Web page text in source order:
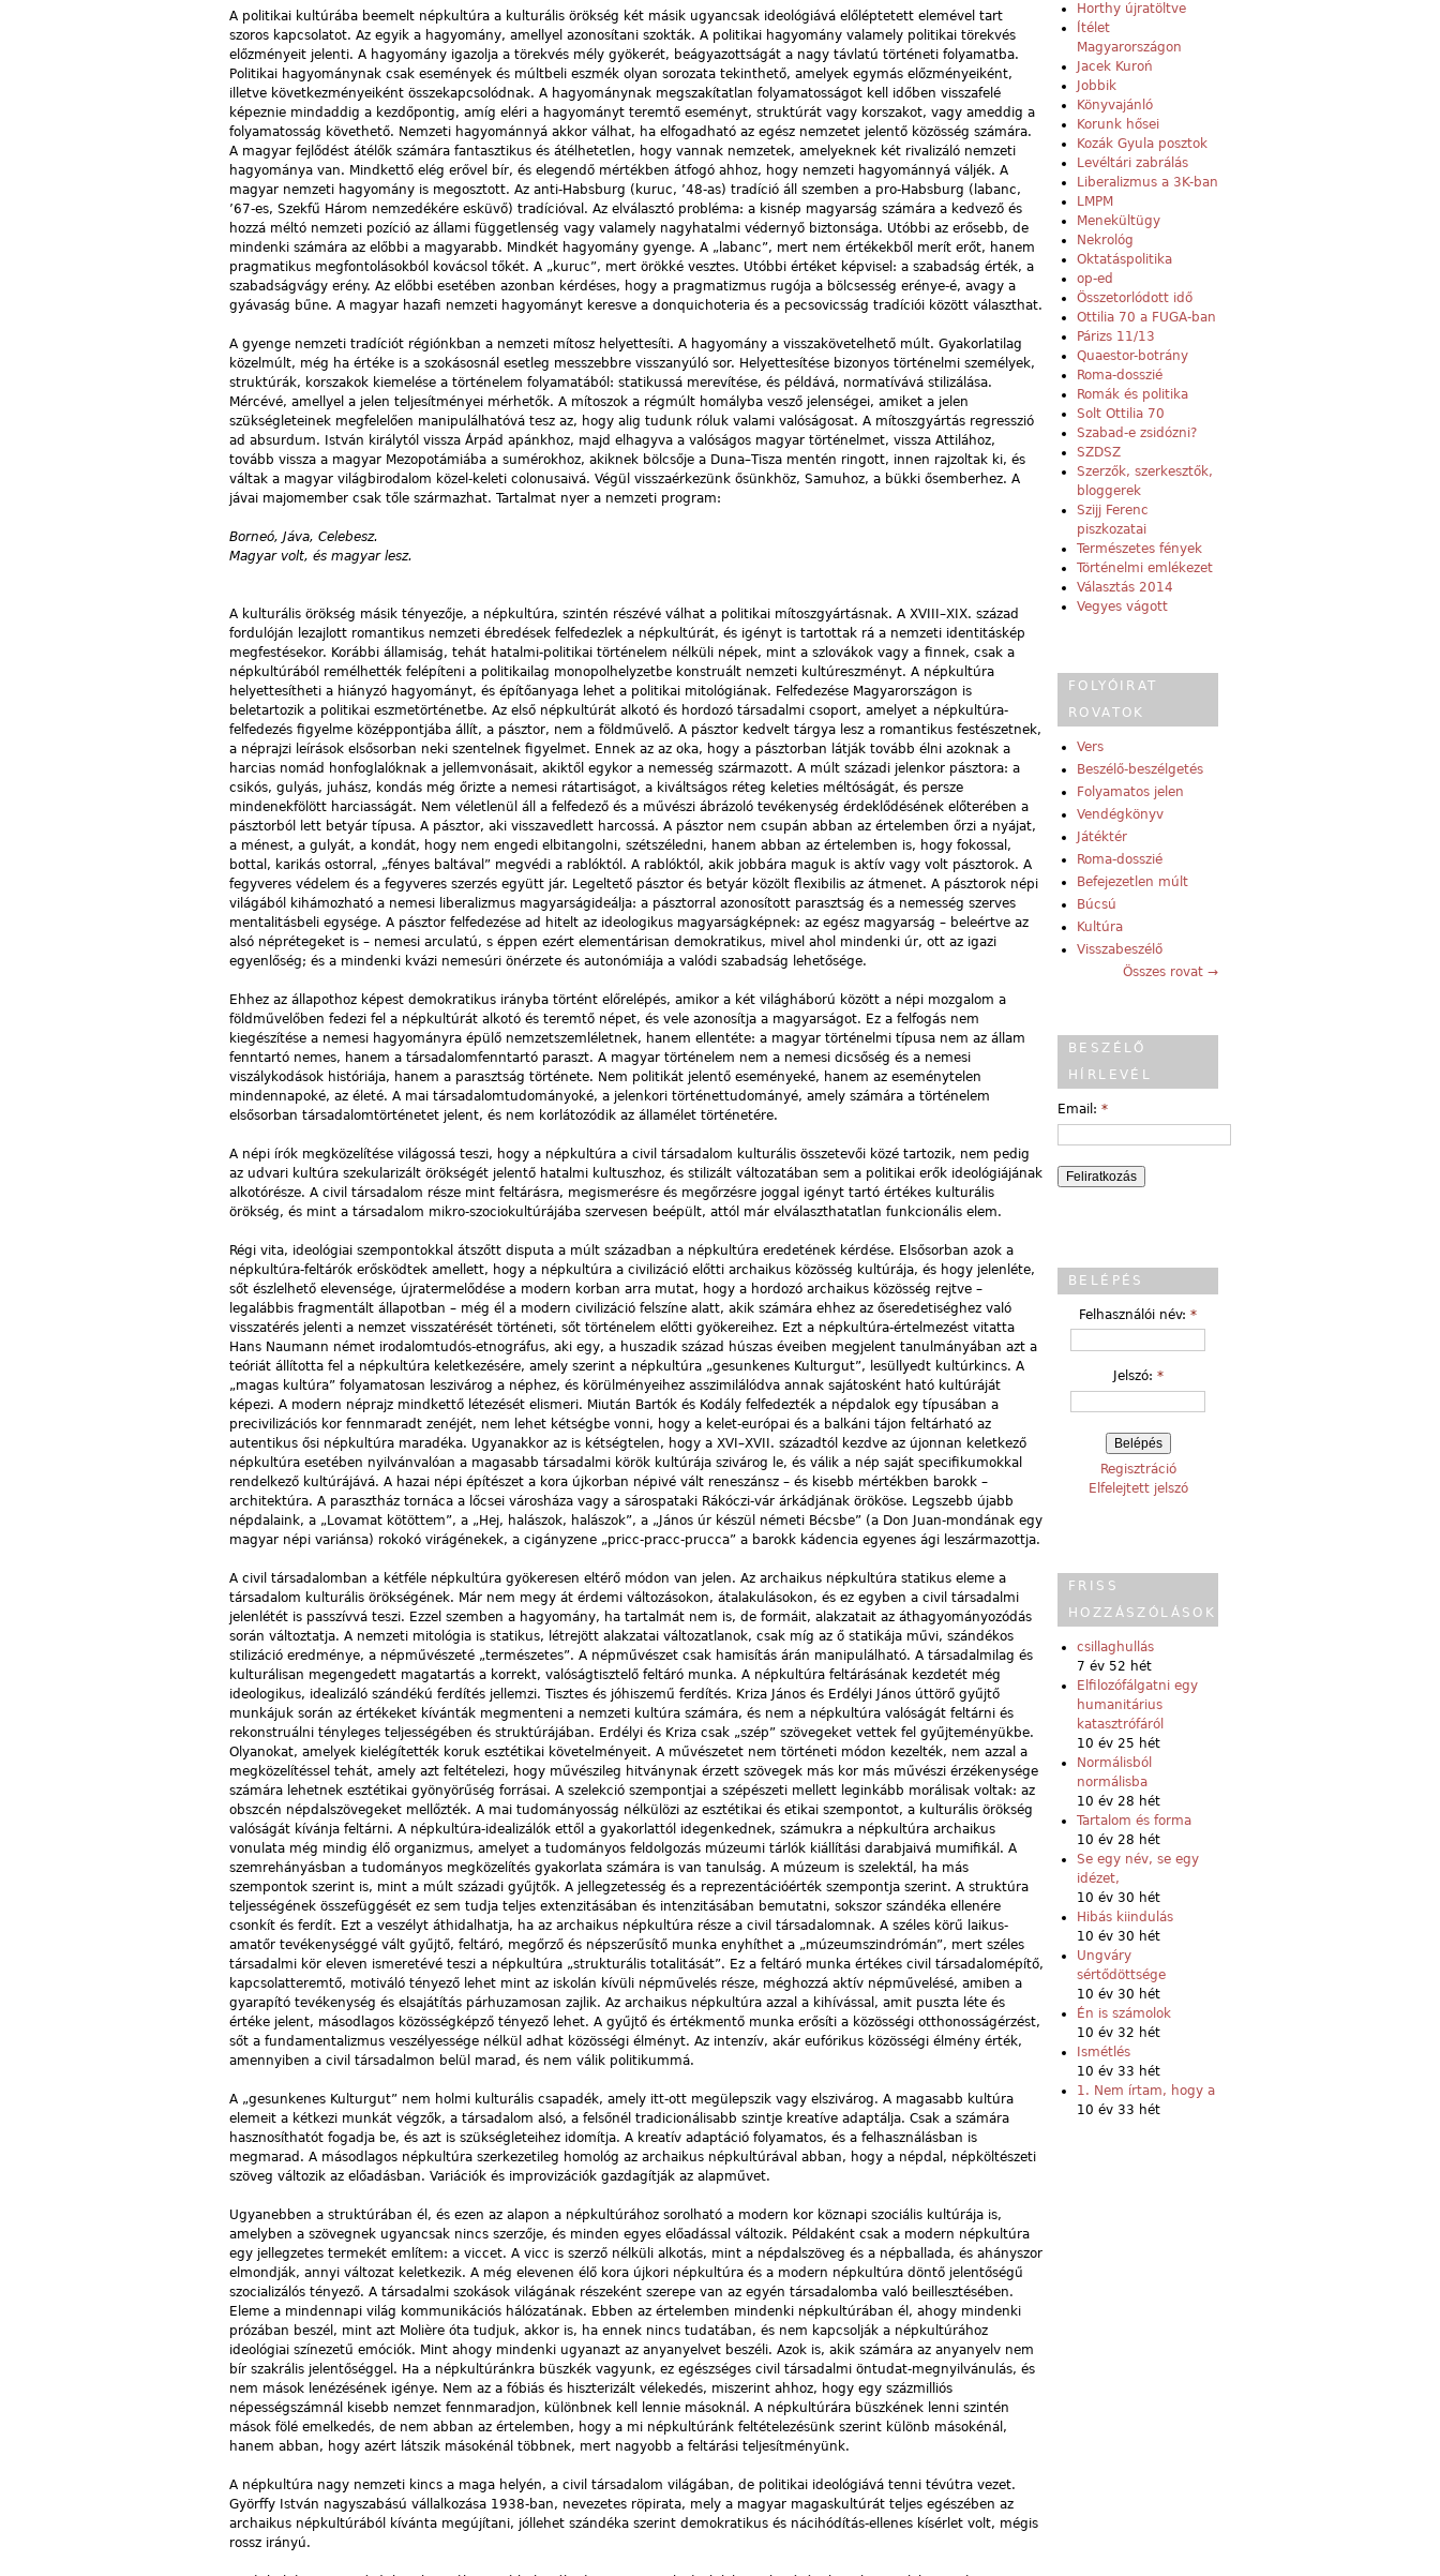
A politikai kultúrába beemelt népkultúra a kulturális örökség két másik ugyancsak ideológiává előléptetett elemével tart
szoros kapcsolatot. Az egyik a hagyomány, amellyel azonosítani szokták. A politikai hagyomány valamely politikai törekvés
előzményeit jelenti. A hagyomány igazolja a törekvés mély gyökerét, beágyazottságát a nagy távlatú történeti folyamatba.
Politikai hagyománynak csak események és múltbeli eszmék olyan sorozata tekinthető, amelyek egymás előzményeiként,
illetve következményeiként összekapcsolódnak. A hagyománynak megszakítatlan folyamatosságot kell időben visszafelé
képeznie mindaddig a kezdőpontig, amíg eléri a hagyományt teremtő eseményt, struktúrát vagy korszakot, vagy ameddig a
folyamatosság követhető. Nemzeti hagyománnyá akkor válhat, ha elfogadható az egész nemzetet jelentő közösség számára.
A magyar fejlődést átélők számára fantasztikus és átélhetetlen, hogy vannak nemzetek, amelyeknek két rivalizáló nemzeti
hagyománya van. Mindkettő elég erővel bír, és elegendő mértékben átfogó ahhoz, hogy nemzeti hagyománnyá váljék. A
magyar nemzeti hagyomány is megosztott. Az anti-Habsburg (kuruc, ’48-as) tradíció áll szemben a pro-Habsburg (labanc,
’67-es, Szekfű Három nemzedékére esküvő) tradícióval. Az elválasztó probléma: a kisnép magyarság számára a kedvező és
hozzá méltó nemzeti pozíció az állami függetlenség vagy valamely nagyhatalmi védernyő biztonsága. Utóbbi az erősebb, de
mindenki számára az előbbi a magyarabb. Mindkét hagyomány gyenge. A „labanc”, mert nem értékekből merít erőt, hanem
pragmatikus megfontolásokból kovácsol tőkét. A „kuruc”, mert örökké vesztes. Utóbbi értéket képvisel: a szabadság érték, a
szabadságvágy erény. Az előbbi esetében azonban kérdéses, hogy a pragmatizmus rugója a bölcsesség erénye-é, avagy a
gyávaság bűne. A magyar hazafi nemzeti hagyományt keresve a donquichoteria és a pecsovicsság tradíciói között választhat.
A gyenge nemzeti tradíciót régiónkban a nemzeti mítosz helyettesíti. A hagyomány a visszakövetelhető múlt. Gyakorlatilag
közelmúlt, még ha értéke is a szokásosnál esetleg messzebbre visszanyúló sor. Helyettesítése bizonyos történelmi személyek,
struktúrák, korszakok kiemelése a történelem folyamatából: statikussá merevítése, és példává, normatívává stilizálása.
Mércévé, amellyel a jelen teljesítményei mérhetők. A mítoszok a régmúlt homályba vesző jelenségei, amiket a jelen
szükségleteinek megfelelően manipulálhatóvá tesz az, hogy alig tudunk róluk valami valóságosat. A mítoszgyártás regresszió
ad absurdum. István királytól vissza Árpád apánkhoz, majd elhagyva a valóságos magyar történelmet, vissza Attilához,
tovább vissza a magyar Mezopotámiába a sumérokhoz, akiknek bölcsője a Duna–Tisza mentén ringott, innen rajzoltak ki, és
váltak a magyar világbirodalom közel-keleti colonusaivá. Végül visszaérkezünk ősünkhöz, Samuhoz, a bükki ősemberhez. A
jávai majomember csak tőle származhat. Tartalmat nyer a nemzeti program:
Borneó, Jáva, Celebesz.
Magyar volt, és magyar lesz.
A kulturális örökség másik tényezője, a népkultúra, szintén részévé válhat a politikai mítoszgyártásnak. A XVIII–XIX. század
fordulóján lezajlott romantikus nemzeti ébredések felfedezlek a népkultúrát, és igényt is tartottak rá a nemzeti identitáskép
megfestésekor. Korábbi államiság, tehát hatalmi-politikai történelem nélküli népek, mint a szlovákok vagy a finnek, csak a
népkultúrából remélhették felépíteni a politikailag monopolhelyzetbe konstruált nemzeti kultúreszményt. A népkultúra
helyettesítheti a hiányzó hagyományt, és építőanyaga lehet a politikai mitológiának. Felfedezése Magyarországon is
beletartozik a politikai eszmetörténetbe. Az első népkultúrát alkotó és hordozó társadalmi csoport, amelyet a népkultúra-
felfedezés figyelme középpontjába állít, a pásztor, nem a földművelő. A pásztor kedvelt tárgya lesz a romantikus festészetnek,
a néprajzi leírások elsősorban neki szentelnek figyelmet. Ennek az az oka, hogy a pásztorban látják tovább élni azoknak a
harcias nomád honfoglalóknak a jellemvonásait, akiktől egykor a nemesség származott. A múlt századi jelenkor pásztora: a
csikós, gulyás, juhász, kondás még őrizte a nemesi rátartiságot, a kiváltságos réteg keleties méltóságát, és persze
mindenekfölött harciasságát. Nem véletlenül áll a felfedező és a művészi ábrázoló tevékenység érdeklődésének előterében a
pásztorból lett betyár típusa. A pásztor, aki visszavedlett harcossá. A pásztor nem csupán abban az értelemben őrzi a nyájat,
a ménest, a gulyát, a kondát, hogy nem engedi elbitangolni, szétszéledni, hanem abban az értelemben is, hogy fokossal,
bottal, karikás ostorral, „fényes baltával” megvédi a rablóktól. A rablóktól, akik jobbára maguk is aktív vagy volt pásztorok. A
fegyveres védelem és a fegyveres szerzés együtt jár. Legeltető pásztor és betyár közölt flexibilis az átmenet. A pásztorok népi
világából kihámozható a nemesi liberalizmus magyarságideálja: a pásztorral azonosított parasztság és a nemesség szerves
mentalitásbeli egysége. A pásztor felfedezése ad hitelt az ideologikus magyarságképnek: az egész magyarság – beleértve az
alsó néprétegeket is – nemesi arculatú, s éppen ezért elementárisan demokratikus, mivel ahol mindenki úr, ott az igazi
egyenlőség; és a mindenki kvázi nemesúri önérzete és autonómiája a valódi szabadság lehetősége.
Ehhez az állapothoz képest demokratikus irányba történt előrelépés, amikor a két világháború között a népi mozgalom a
földművelőben fedezi fel a népkultúrát alkotó és teremtő népet, és vele azonosítja a magyarságot. Ez a felfogás nem
kiegészítése a nemesi hagyományra épülő nemzetszemléletnek, hanem ellentéte: a magyar történelmi típusa nem az állam
fenntartó nemes, hanem a társadalomfenntartó paraszt. A magyar történelem nem a nemesi dicsőség és a nemesi
viszálykodások históriája, hanem a parasztság története. Nem politikát jelentő eseményeké, hanem az eseménytelen
mindennapoké, az életé. A mai társadalomtudományoké, a jelenkori történettudományé, amely számára a történelem
elsősorban társadalomtörténetet jelent, és nem korlátozódik az államélet történetére.
A népi írók megközelítése világossá teszi, hogy a népkultúra a civil társadalom kulturális összetevői közé tartozik, nem pedig
az udvari kultúra szekularizált örökségét jelentő hatalmi kultuszhoz, és stilizált változatában sem a politikai erők ideológiájának
alkotórésze. A civil társadalom része mint feltárásra, megismerésre és megőrzésre joggal igényt tartó értékes kulturális
örökség, és mint a társadalom mikro-szociokultúrájába szervesen beépült, attól már elválaszthatatlan funkcionális elem.
Régi vita, ideológiai szempontokkal átszőtt disputa a múlt században a népkultúra eredetének kérdése. Elsősorban azok a
népkultúra-feltárók erősködtek amellett, hogy a népkultúra a civilizáció előtti archaikus közösség kultúrája, és hogy jelenléte,
sőt észlelhető elevensége, újratermelődése a modern korban arra mutat, hogy a hordozó archaikus közösség rejtve –
legalábbis fragmentált állapotban – még él a modern civilizáció felszíne alatt, akik számára ehhez az őseredetiséghez való
visszatérés jelenti a nemzet visszatérését történeti, sőt történelem előtti gyökereihez. Ezt a népkultúra-értelmezést vitatta
Hans Naumann német irodalomtudós-etnográfus, aki egy, a huszadik század húszas éveiben megjelent tanulmányában azt a
teóriát állította fel a népkultúra keletkezésére, amely szerint a népkultúra „gesunkenes Kulturgut”, lesüllyedt kultúrkincs. A
„magas kultúra” folyamatosan leszivárog a néphez, és körülményeihez asszimilálódva annak sajátosként ható kultúráját
képezi. A modern néprajz mindkettő létezését elismeri. Miután Bartók és Kodály felfedezték a népdalok egy típusában a
precivilizációs kor fennmaradt zenéjét, nem lehet kétségbe vonni, hogy a kelet-európai és a balkáni tájon feltárható az
autentikus ősi népkultúra maradéka. Ugyanakkor az is kétségtelen, hogy a XVI–XVII. századtól kezdve az újonnan keletkező
népkultúra esetében nyilvánvalóan a magasabb társadalmi körök kultúrája szivárog le, és válik a nép saját specifikumokkal
rendelkező kultúrájává. A hazai népi építészet a kora újkorban népivé vált reneszánsz – és kisebb mértékben barokk –
architektúra. A parasztház tornáca a lőcsei városháza vagy a sárospataki Rákóczi-vár árkádjának örököse. Legszebb újabb
népdalaink, a „Lovamat kötöttem”, a „Hej, halászok, halászok”, a „János úr készül németi Bécsbe” (a Don Juan-mondának egy
magyar népi variánsa) rokokó virágénekek, a cigányzene „pricc-pracc-prucca” a barokk kádencia egyenes ági leszármazottja.
A civil társadalomban a kétféle népkultúra gyökeresen eltérő módon van jelen. Az archaikus népkultúra statikus eleme a
társadalom kulturális örökségének. Már nem megy át érdemi változásokon, átalakulásokon, és ez egyben a civil társadalmi
jelenlétét is passzívvá teszi. Ezzel szemben a hagyomány, ha tartalmát nem is, de formáit, alakzatait az áthagyományozódás
során változtatja. A nemzeti mitológia is statikus, létrejött alakzatai változatlanok, csak míg az ő statikája művi, szándékos
stilizáció eredménye, a népművészeté „természetes”. A népművészet csak hamisítás árán manipulálható. A társadalmilag és
kulturálisan megengedett magatartás a korrekt, valóságtisztelő feltáró munka. A népkultúra feltárásának kezdetét még
ideologikus, idealizáló szándékú ferdítés jellemzi. Tisztes és jóhiszemű ferdítés. Kriza János és Erdélyi János úttörő gyűjtő
munkájuk során az értékeket kívánták megmenteni a nemzeti kultúra számára, és nem a népkultúra valóságát feltárni és
rekonstruálni tényleges teljességében és struktúrájában. Erdélyi és Kriza csak „szép” szövegeket vettek fel gyűjteményükbe.
Olyanokat, amelyek kielégítették koruk esztétikai követelményeit. A művészetet nem történeti módon kezelték, nem azzal a
megközelítéssel tehát, amely azt feltételezi, hogy művészileg hitványnak érzett szövegek más kor más művészi érzékenysége
számára lehetnek esztétikai gyönyörűség forrásai. A szelekció szempontjai a szépészeti mellett leginkább morálisak voltak: az
obszcén népdalszövegeket mellőzték. A mai tudományosság nélkülözi az esztétikai és etikai szempontot, a kulturális örökség
valóságát kívánja feltárni. A népkultúra-idealizálók ettől a gyakorlattól idegenkednek, számukra a népkultúra archaikus
vonulata még mindig élő organizmus, amelyet a tudományos feldolgozás múzeumi tárlók kiállítási darabjaivá mumifikál. A
szemrehányásban a tudományos megközelítés gyakorlata számára is van tanulság. A múzeum is szelektál, ha más
szempontok szerint is, mint a múlt századi gyűjtők. A jellegzetesség és a reprezentációérték szempontja szerint. A struktúra
teljességének összefüggését ez sem tudja teljes extenzitásában és intenzitásában bemutatni, sokszor szándéka ellenére
csonkít és ferdít. Ezt a veszélyt áthidalhatja, ha az archaikus népkultúra része a civil társadalomnak. A széles körű laikus-
amatőr tevékenységgé vált gyűjtő, feltáró, megőrző és népszerűsítő munka enyhíthet a „múzeumszindrómán”, mert széles
társadalmi kör eleven ismeretévé teszi a népkultúra „strukturális totalitását”. Ez a feltáró munka értékes civil társadalomépítő,
kapcsolatteremtő, motiváló tényező lehet mint az iskolán kívüli népművelés része, méghozzá aktív népművelésé, amiben a
gyarapító tevékenység és elsajátítás párhuzamosan zajlik. Az archaikus népkultúra azzal a kihívással, amit puszta léte és
értéke jelent, másodlagos közösségképző tényező lehet. A gyűjtő és értékmentő munka erősíti a közösségi otthonosságérzést,
sőt a fundamentalizmus veszélyessége nélkül adhat közösségi élményt. Az intenzív, akár eufórikus közösségi élmény érték,
amennyiben a civil társadalmon belül marad, és nem válik politikummá.
A „gesunkenes Kulturgut” nem holmi kulturális csapadék, amely itt-ott megülepszik vagy elszivárog. A magasabb kultúra
elemeit a kétkezi munkát végzők, a társadalom alsó, a felsőnél tradicionálisabb szintje kreatíve adaptálja. Csak a számára
hasznosíthatót fogadja be, és azt is szükségleteihez idomítja. A kreatív adaptáció folyamatos, és a felhasználásban is
megmarad. A másodlagos népkultúra szerkezetileg homológ az archaikus népkultúrával abban, hogy a népdal, népköltészeti
szöveg változik az előadásban. Variációk és improvizációk gazdagítják az alapművet.
Ugyanebben a struktúrában él, és ezen az alapon a népkultúrához sorolható a modern kor köznapi szociális kultúrája is,
amelyben a szövegnek ugyancsak nincs szerzője, és minden egyes előadással változik. Példaként csak a modern népkultúra
egy jellegzetes termekét említem: a viccet. A vicc is szerző nélküli alkotás, mint a népdalszöveg és a népballada, és ahányszor
elmondják, annyi változat keletkezik. A még elevenen élő kora újkori népkultúra és a modern népkultúra döntő jelentőségű
szocializálós tényező. A társadalmi szokások világának részeként szerepe van az egyén társadalomba való beillesztésében.
Eleme a mindennapi világ kommunikációs hálózatának. Ebben az értelemben mindenki népkultúrában él, ahogy mindenki
prózában beszél, mint azt Molière óta tudjuk, akkor is, ha ennek nincs tudatában, és nem kapcsolják a népkultúrához
ideológiai színezetű emóciók. Mint ahogy mindenki ugyanazt az anyanyelvet beszéli. Azok is, akik számára az anyanyelv nem
bír szakrális jelentőséggel. Ha a népkultúránkra büszkék vagyunk, ez egészséges civil társadalmi öntudat-megnyilvánulás, és
nem mások lenézésének igénye. Nem az a fóbiás és hiszterizált vélekedés, miszerint ahhoz, hogy egy százmilliós
népességszámnál kisebb nemzet fennmaradjon, különbnek kell lennie másoknál. A népkultúrára büszkének lenni szintén
mások fölé emelkedés, de nem abban az értelemben, hogy a mi népkultúránk feltételezésünk szerint különb másokénál,
hanem abban, hogy azért látszik másokénál többnek, mert nagyobb a feltárási teljesítményünk.
A népkultúra nagy nemzeti kincs a maga helyén, a civil társadalom világában, de politikai ideológiává tenni tévútra vezet.
Györffy István nagyszabású vállalkozása 1938-ban, nevezetes röpirata, mely a magyar magaskultúrát teljes egészében az
archaikus népkultúrából kívánta megújítani, jóllehet szándéka szerint demokratikus és nácihódítás-ellenes kísérlet volt, mégis
rossz irányú.
Horthy újratöltve
Ítélet
Magyarországon
Jacek Kuroń
Jobbik
Könyvajánló
Korunk hősei
Kozák Gyula posztok
Levéltári zabrálás
Liberalizmus a 3K-ban
LMPM
Menekültügy
Nekrológ
Oktatáspolitika
op-ed
Összetorlódott idő
Ottilia 70 a FUGA-ban
Párizs 11/13
Quaestor-botrány
Roma-dosszié
Romák és politika
Solt Ottilia 70
Szabad-e zsidózni?
SZDSZ
Szerzők, szerkesztők,
bloggerek
Szijj Ferenc
piszkozatai
Természetes fények
Történelmi emlékezet
Választás 2014
Vegyes vágott
FOLYÓIRAT
ROVATOK
Vers
Beszélő-beszélgetés
Folyamatos jelen
Vendégkönyv
Játéktér
Roma-dosszié
Befejezetlen múlt
Búcsú
Kultúra
Visszabeszélő
Összes rovat →
BESZÉLŐ
HÍRLEVÉL
Email: *
BELÉPÉS
Felhasználói név: *
Jelszó: *
Regisztráció
Elfelejtett jelszó
FRISS
HOZZÁSZÓLÁSOK
csillaghullás
7 év 52 hét
Elfilozófálgatni egy
humanitárius
katasztrófáról
10 év 25 hét
Normálisból
normálisba
10 év 28 hét
Tartalom és forma
10 év 28 hét
Se egy név, se egy
idézet,
10 év 30 hét
Hibás kiindulás
10 év 30 hét
Ungváry
sértődöttsége
10 év 30 hét
Én is számolok
10 év 32 hét
Ismétlés
10 év 33 hét
1. Nem írtam, hogy a
10 év 33 hét